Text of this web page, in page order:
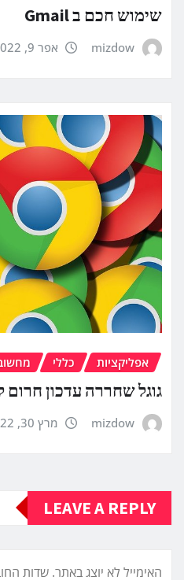
שימוש חכם ב Gmail
mizdow אפר 9, 2022
אפליקציות כללי
גוגל שחררה עדכון
mizdow מרץ 30, 2022
LEAVE A REPLY
האימייל לא יוצג באתר. שדות